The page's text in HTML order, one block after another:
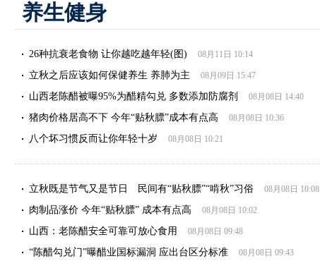
养生健身
26种抗衰老食物 让你越吃越年轻(图) 08月11日 10:14
立秋之后应该如何保健养生 养肺为主 08月09日 15:47
山西老陈醋被曝95%为醋精勾兑 多数添加防腐剂 08月08日 14:40
猪肉价格居高不下 今年“贴秋膘”成本有点高 08月08日 10:36
八个坏习惯反而让你年轻十岁 08月08日 10:21
立秋既是节气又是节日 民间有“贴秋膘”“啃秋”习俗 08月08日 10:08
肉制品涨价 今年“贴秋膘” 成本有点高 08月08日 10:02
山西：老陈醋安全可靠可放心食用 08月08日 09:48
“陈醋勾兑门”曝醋业国标漏洞 应出台区分标准 08月08日 09:43